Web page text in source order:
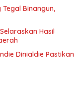
Binangun,
Hasil
Dinialdie Pastikan